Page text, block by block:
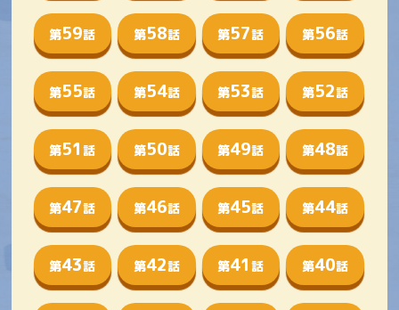
第59話 第58話 第57話 第56話
第55話 第54話 第53話 第52話
第51話 第50話 第49話 第48話
第47話 第46話 第45話 第44話
第43話 第42話 第41話 第40話